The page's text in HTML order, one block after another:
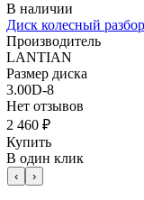
В наличии
Диск колесный
Производитель
LANTIAN
Размер диска
3.00D-8
Нет отзывов
2 460 ₽
Купить
В один клик
‹ ›